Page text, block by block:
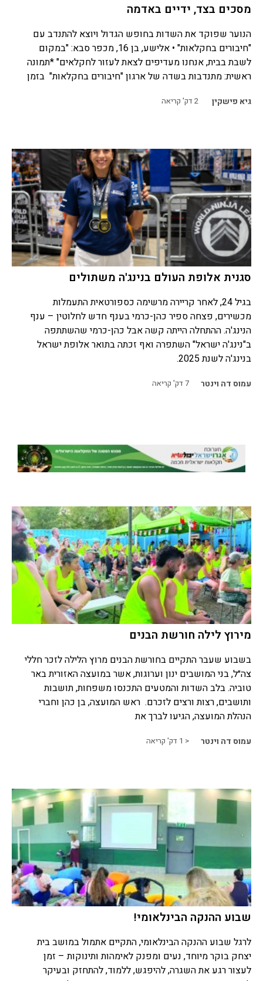
מסכים בצד, ידיים באדמה
הנוער שפוקד את השדות בחופש הגדול ויוצא להתנדב עם
"חיבורים בחקלאות" • אלישע, בן 16, מכפר סבא: "במקום
לשבת בבית, אנחנו מעדיפים לצאת לעזור לחקלאים" *תמונה
ראשית: מתנדבות בשדה של ארגון "חיבורים בחקלאות" בזמן
גיא פישקין 2דק' קריאה
סגנית אלופת העולם בנינג'ה משתולים
בגיל 24, לאחר קריירה מרשימה כספורטאית התעמלות
מכשירים, פצחה ספיר כהן-כרמי בענף חדש לחלוטין – ענף
הנינג'ה. ההתחלה הייתה קשה אבל כהן-כרמי שהשתתפה
ב"נינג'ה ישראל" השתפרה ואף זכתה בתואר אלופת ישראל
בנינג'ה לשנת 2025.
עמוס דה וינטר 7דק' קריאה
מירוץ לילה חורשת הבנים
בשבוע שעבר התקיים בחורשת הבנים מרוץ הלילה לזכר חללי
צה״ל, בני המושבים ינון וערוגות, אשר במועצה האזורית באר
טוביה. בלב השדות והמטעים התכנסו משפחות, תושבות
ותושבים, רצות ורצים לזכרם. ראש המועצה, בן כהן וחברי
הנהלת המועצה, הגיעו לברך את
עמוס דה וינטר < 1 דק' קריאה
שבוע ההנקה הבינלאומי!
לרגל שבוע ההנקה הבינלאומי, התקיים אתמול במושב בית
יצחק בוקר מיוחד, נעים ומפנק לאימהות ותינוקות – זמן
לעצור רגע את השגרה, להיפגש, ללמוד, להתחזק ובעיקר